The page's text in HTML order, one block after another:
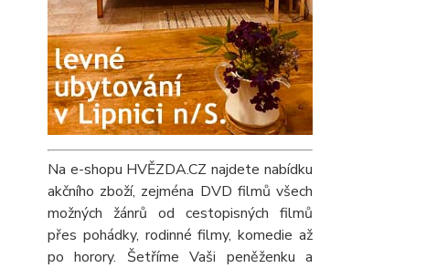
Na e-shopu HVĚZDA.CZ najdete nabídku
akčního zboží, zejména DVD filmů všech
možných žánrů od cestopisných filmů
přes pohádky, rodinné filmy, komedie až
po horory. Šetříme Vaši peněženku a